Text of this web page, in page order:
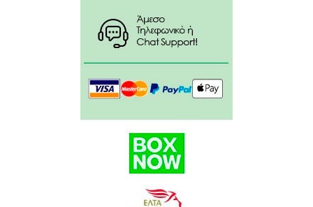
Συστατικά:
AMINO ACIDS – Amount per 100g:
Lysine: 7771mg, Leucine: 8785mg, Valine: 6784mg,
Isoleucine: 5791mg, Phenylalanine: 5216mg,
Threonine: 4006mg, Methionine: 3020mg,
Tryptophan: 1980mg, Histidine: 3020mg, Arginine:
6993mg, Cysteine: 3216mg, Tyrosine: 5562mg,
Glycine: 4432mg, Alanine: 5993mg, Aspartic Acid: